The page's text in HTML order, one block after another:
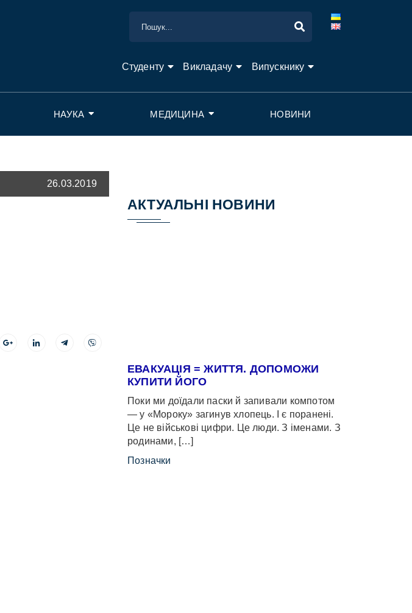
Студенту Викладачу Випускнику
НАУКА МЕДИЦИНА НОВИНИ
26.03.2019
АКТУАЛЬНІ НОВИНИ
ЕВАКУАЦІЯ = ЖИТТЯ. ДОПОМОЖИ
КУПИТИ ЙОГО
Поки ми доїдали паски й запивали компотом
— у «Мороку» загинув хлопець. І є поранені.
Це не військові цифри. Це люди. З іменами. З
родинами, […]
Позначки